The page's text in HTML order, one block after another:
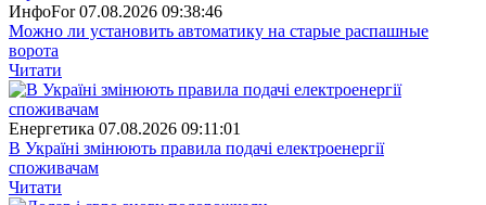
ИнфоFor 07.08.2026 09:38:46
Можно ли установить автоматику на старые распашные
ворота
Читати
Енергетика 07.08.2026 09:11:01
В Україні змінюють правила подачі електроенергії
споживачам
Читати